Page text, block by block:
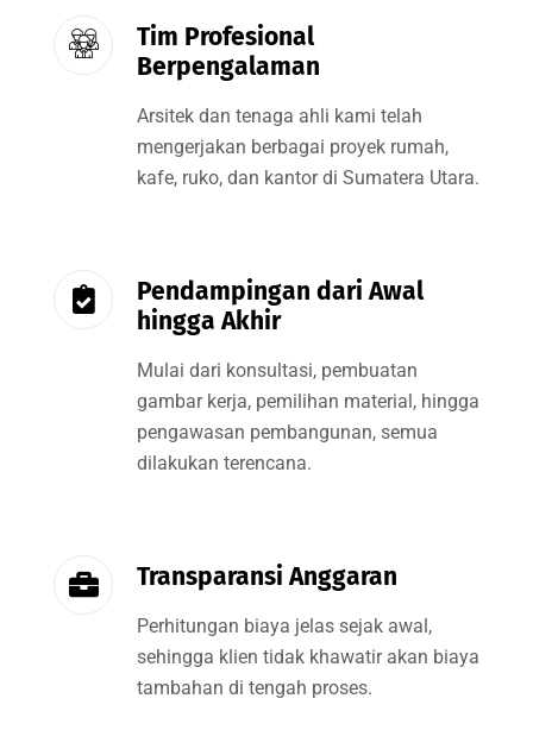
Tim Profesional
Berpengalaman
Arsitek dan tenaga ahli kami telah
mengerjakan berbagai proyek rumah,
kafe, ruko, dan kantor di Sumatera Utara.
Pendampingan dari Awal
hingga Akhir
Mulai dari konsultasi, pembuatan
gambar kerja, pemilihan material, hingga
pengawasan pembangunan, semua
dilakukan terencana.
Transparansi Anggaran
Perhitungan biaya jelas sejak awal,
sehingga klien tidak khawatir akan biaya
tambahan di tengah proses.